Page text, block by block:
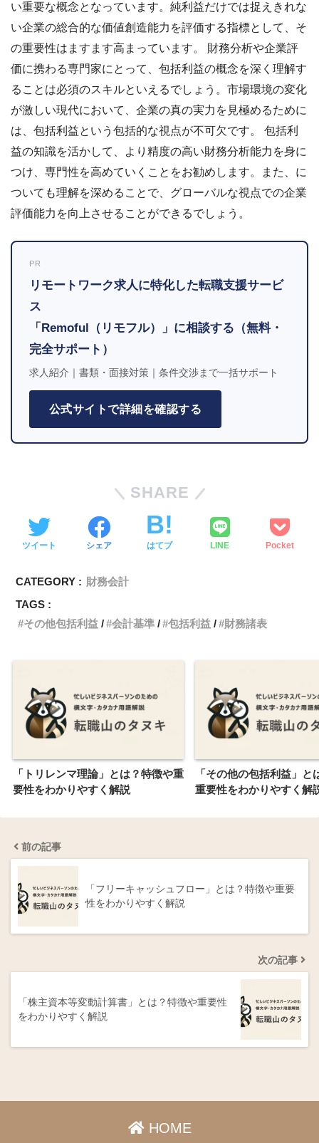
い重要な概念となっています。純利益だけでは捉えきれな
い企業の総合的な価値創造能力を評価する指標として、そ
の重要性はますます高まっています。 財務分析や企業評
価に携わる専門家にとって、包括利益の概念を深く理解す
ることは必須のスキルといえるでしょう。市場環境の変化
が激しい現代において、企業の真の実力を見極めるために
は、包括利益という包括的な視点が不可欠です。 包括利
益の知識を活かして、より精度の高い財務分析能力を身に
つけ、専門性を高めていくことをお勧めします。また、 に
ついても理解を深めることで、グローバルな視点での企業
評価能力を向上させることができるでしょう。
PR
リモートワーク求人に特化した転職支援サービ
ス
「Remoful（リモフル）」に相談する（無料・
完全サポート）
求人紹介｜書類・面接対策｜条件交渉まで一括サポート
公式サイトで詳細を確認する
SHARE
ツイート シェア はてブ LINE Pocket
CATEGORY : 財務会計
TAGS :
その他包括利益
会計基準 包括利益 財務諸表
「トリレンマ理論」とは？特徴や重
要性をわかりやすく解説
「その他の包括利益」と
重要性をわかりやすく解
前の記事
「フリーキャッシュフロー」とは？特徴や重要
性をわかりやすく解説
次の記事
「株主資本等変動計算書」とは？特徴や重要性
をわかりやすく解説
HOME